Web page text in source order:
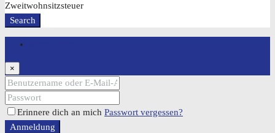
Zweitwohnsitzsteuer
Search
×
Erinnere dich an mich Passwort vergessen?
Anmeldung